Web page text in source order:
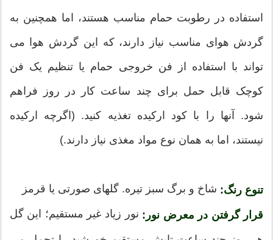
استفاده در رطوبت حمام مناسب هستند، اما همچنین به
گردش هوای مناسب نیاز دارند، که این گردش هوا می
تواند با استفاده از فن خروجی حمام یا تنظیم یک فن
کوچک قابل حمل برای چند ساعت کار در روز فراهم
شود. آنها را با کود ارکیده تغذیه کنید. (اگرچه ارکیده
نیستند، اما به همان نوع مواد مغذی نیاز دارند.)
تنوع رنگ: شاخ و برگ سبز تیره. گلهای صورتی یا قرمز
قرار گرفتن در معرض نور: نور زیاد غیر مستقیم؛ این گل